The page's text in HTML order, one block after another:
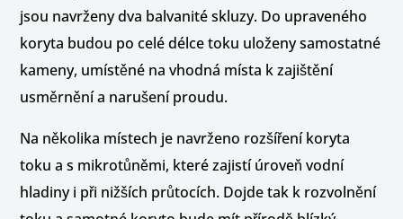
jsou navrženy dva balvanité skluzy. Do upraveného
koryta budou po celé délce toku uloženy samostatné
kameny, umístěné na vhodná místa k zajištění
usměrnění a narušení proudu.
Na několika místech je navrženo rozšíření koryta
toku a s mikrotůněmi, které zajistí úroveň vodní
hladiny i při nižších průtocích. Dojde tak k rozvolnění